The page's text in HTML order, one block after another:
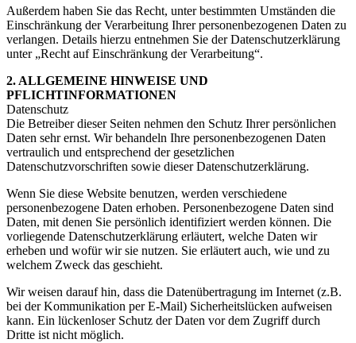
Außerdem haben Sie das Recht, unter bestimmten Umständen die
Einschränkung der Verarbeitung Ihrer personenbezogenen Daten zu
verlangen. Details hierzu entnehmen Sie der Datenschutzerklärung
unter „Recht auf Einschränkung der Verarbeitung“.
2. ALLGEMEINE HINWEISE UND
PFLICHTINFORMATIONEN
Datenschutz
Die Betreiber dieser Seiten nehmen den Schutz Ihrer persönlichen
Daten sehr ernst. Wir behandeln Ihre personenbezogenen Daten
vertraulich und entsprechend der gesetzlichen
Datenschutzvorschriften sowie dieser Datenschutzerklärung.
Wenn Sie diese Website benutzen, werden verschiedene
personenbezogene Daten erhoben. Personenbezogene Daten sind
Daten, mit denen Sie persönlich identifiziert werden können. Die
vorliegende Datenschutzerklärung erläutert, welche Daten wir
erheben und wofür wir sie nutzen. Sie erläutert auch, wie und zu
welchem Zweck das geschieht.
Wir weisen darauf hin, dass die Datenübertragung im Internet (z.B.
bei der Kommunikation per E-Mail) Sicherheitslücken aufweisen
kann. Ein lückenloser Schutz der Daten vor dem Zugriff durch
Dritte ist nicht möglich.